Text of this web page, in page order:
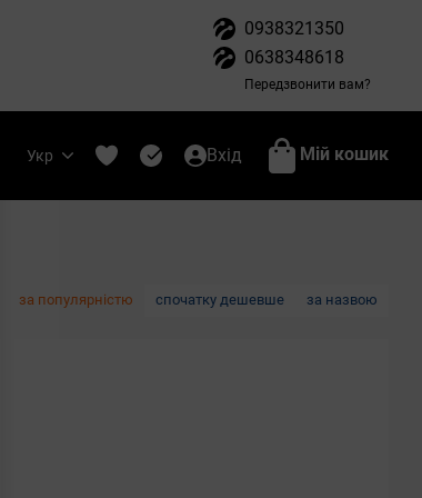
0938321350
0638348618
Передзвонити вам?
Укр Вхід Мій кошик
за популярністю спочатку дешевше за назвою